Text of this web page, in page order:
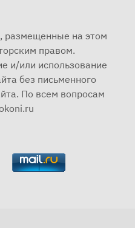
размещенные на этом
правом.
и/или использование
без письменного
По всем вопросам